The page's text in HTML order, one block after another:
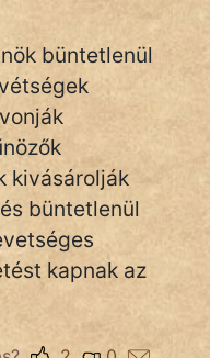
büntetlenül
kivásárolják
büntetlenül
kapnak az